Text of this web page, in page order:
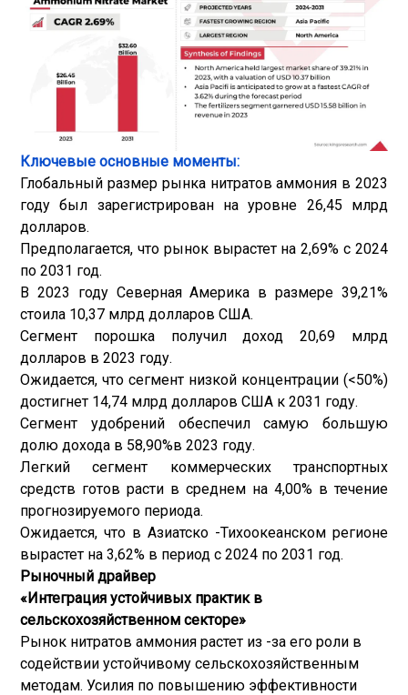
Ключевые основные моменты:
Глобальный размер рынка нитратов аммония в 2023
году был зарегистрирован на уровне 26,45 млрд
долларов.
Предполагается, что рынок вырастет на 2,69% с 2024
по 2031 год.
В 2023 году Северная Америка в размере 39,21%
стоила 10,37 млрд долларов США.
Сегмент порошка получил доход 20,69 млрд
долларов в 2023 году.
Ожидается, что сегмент низкой концентрации (<50%)
достигнет 14,74 млрд долларов США к 2031 году.
Сегмент удобрений обеспечил самую большую
долю дохода в 58,90%в 2023 году.
Легкий сегмент коммерческих транспортных
средств готов расти в среднем на 4,00% в течение
прогнозируемого периода.
Ожидается, что в Азиатско -Тихоокеанском регионе
вырастет на 3,62% в период с 2024 по 2031 год.
Рыночный драйвер
«Интеграция устойчивых практик в
сельскохозяйственном секторе»
Рынок нитратов аммония растет из -за его роли в
содействии устойчивому сельскохозяйственным
методам. Усилия по повышению эффективности